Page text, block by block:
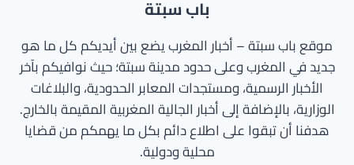
باب سبتة
موقع باب سبتة – أخبار المغرب يضع بين أيديكم كل ما هو
جديد في المغرب وعلى حدود مدينة سبتة؛ حيث نوافيكم بآخر
الأخبار الرسمية، ومستجدات المعابر الحدودية، والبلاغات
الوزارية، بالإضافة إلى أخبار الجالية المغربية المقيمة بالخارج.
هدفنا أن تبقوا على اطلاع دائم بكل ما يهمكم من قضايا
محلية ودولية.